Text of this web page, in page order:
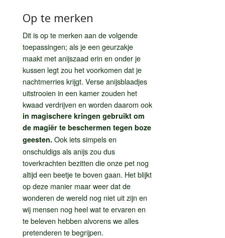
Op te merken
Dit is op te merken aan de volgende
toepassingen; als je een geurzakje
maakt met anijszaad erin en onder je
kussen legt zou het voorkomen dat je
nachtmerries krijgt. Verse anijsblaadjes
uitstrooien in een kamer zouden het
kwaad verdrijven en worden daarom ook
in magischere kringen gebruikt om
de magiër te beschermen tegen boze
geesten. Ook iets simpels en
onschuldigs als anijs zou dus
toverkrachten bezitten die onze pet nog
altijd een beetje te boven gaan. Het blijkt
op deze manier maar weer dat de
wonderen de wereld nog niet uit zijn en
wij mensen nog heel wat te ervaren en
te beleven hebben alvorens we alles
pretenderen te begrijpen.